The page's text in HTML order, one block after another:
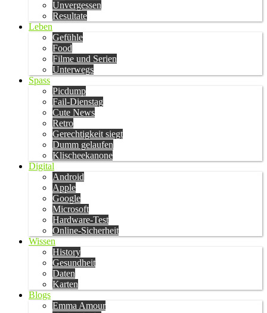
Unvergessen
Resultate
Leben
Gefühle
Food
Filme und Serien
Unterwegs
Spass
Picdump
Fail-Dienstag
Cute News
Retro
Gerechtigkeit siegt
Dumm gelaufen
Klischeekanone
Digital
Android
Apple
Google
Microsoft
Hardware-Test
Online-Sicherheit
Wissen
History
Gesundheit
Daten
Karten
Blogs
Emma Amour